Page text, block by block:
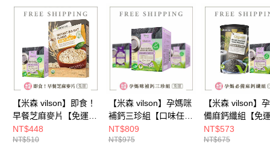
１．透過由恩沛科技股份有限公司提供之「AFTEE先享後付」服務完成之交
易，需依本服務之必要範圍內提供個人資料，並將交易相關給付款項請求債
權轉讓予恩沛科技股份有限公司。
２．關於個人資料處理事宜，請瀏覽以下網址：
https://aftee.tw/terms/#terms3
３．未成年的使用者請事先徵得法定代理人或監護人之同意方可使用
「AFTEE先享後付」，若未經同意申辦者引起之損失，本公司不負相關責
任。
４．使用「AFTEE先享後付」時，將依據個別帳號之用戶狀況，依本公司即
時審查核予不同之上限額度；若仍有額度不足之情形，本公司將視審查結果
請求用戶進行身份認證。
５．嚴禁一人註冊多個帳號或使用他人資訊註冊。若發現惡意使用之情形，
恩沛科技股份有限公司將有權停止該用戶之使用額度並採取法律行動。
每筆NT$100，滿NT$699(含以上)免運費
宅配組合-免運
免運費
【米森 vilson】即食！
早餐芝麻麥片【免運】
◆
NT$448
NT$510
【米森 vilson】孕媽咪
補鈣三珍組【口味任
選-免運】◆
NT$809
NT$975
【米森 vilson】
備麻鈣纖組【免
NT$573
NT$675